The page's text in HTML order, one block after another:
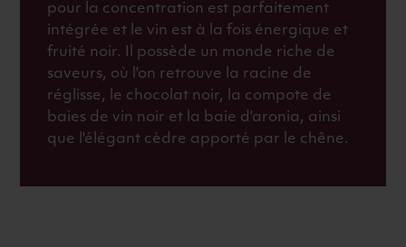
pour la concentration est parfaitement
intégrée et le vin est à la fois énergique et
fruité noir. Il possède un monde riche de
saveurs, où l'on retrouve la racine de
réglisse, le chocolat noir, la compote de
baies de vin noir et la baie d'aronia, ainsi
que l'élégant cèdre apporté par le chêne.